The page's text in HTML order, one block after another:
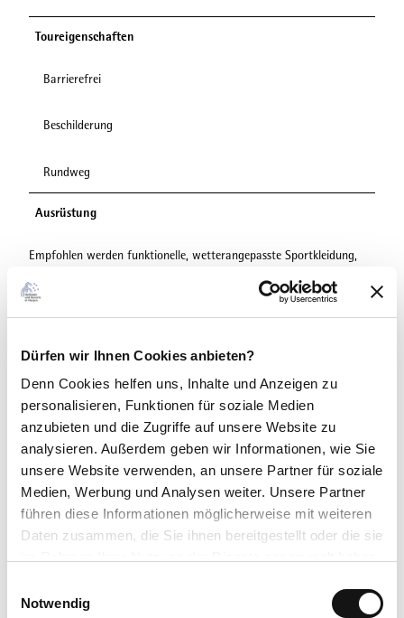
Dürfen wir Ihnen Cookies anbieten?
Denn Cookies helfen uns, Inhalte und Anzeigen zu
personalisieren, Funktionen für soziale Medien
anzubieten und die Zugriffe auf unsere Website zu
analysieren. Außerdem geben wir Informationen, wie Sie
unsere Website verwenden, an unsere Partner für soziale
Medien, Werbung und Analysen weiter. Unsere Partner
führen diese Informationen möglicherweise mit weiteren
Daten zusammen, die Sie ihnen bereitgestellt oder die sie
Datenschutzerklärung
Notwendig
Toureigenschaften
Barrierefrei
Beschilderung
Rundweg
Ausrüstung
Empfohlen werden funktionelle, wetterangepasste Sportkleidung,
ausreichend Flüssigkeit (Wasser, Tee).
Anfahrt
Mit dem Auto über die B251 nach Willingen (Upland) bis zum
Stryckparkplatz zwischen Willingen und Usseln, Abzweig
Stryck/Mühlenkopfschanze
Parken
Kostenlose Parkplätze am Wanderparkplatz Stryck,
Wanderparkplatz Stryckbahnhof und entlang der Mühlenkopfstraße
Bus/Bahn bis Bahnhof Willingen, weiter mit Bus, Haltestelle Abzweig